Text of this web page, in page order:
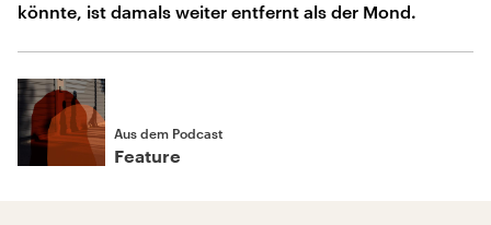
könnte, ist damals weiter entfernt als der Mond.
Aus dem Podcast
Feature